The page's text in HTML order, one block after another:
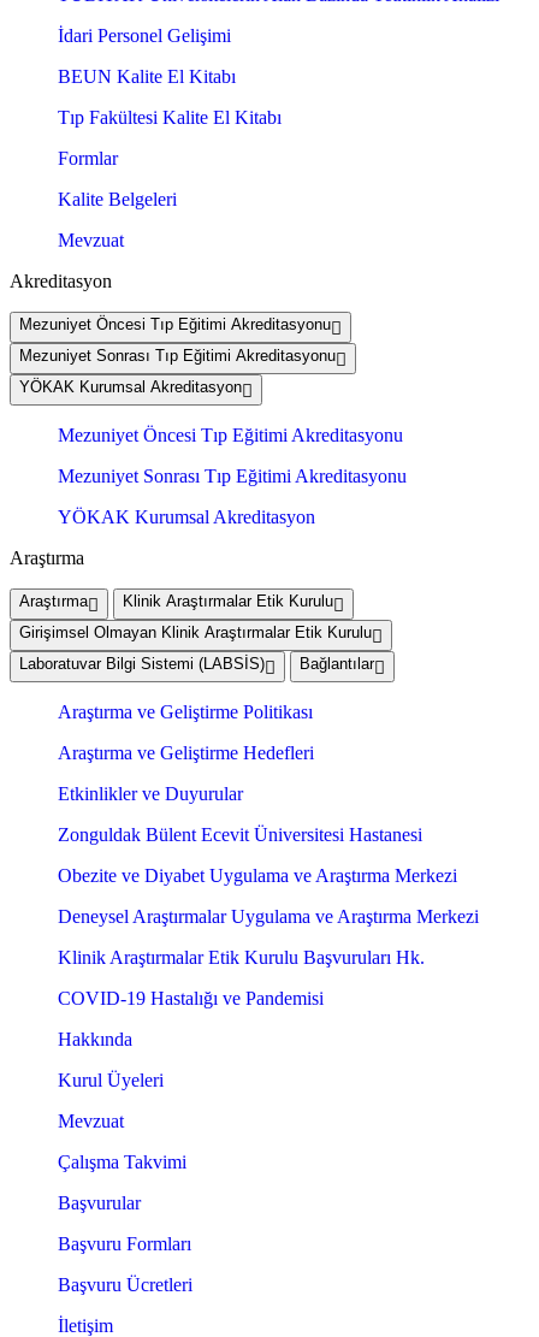
İdari Personel Gelişimi
BEUN Kalite El Kitabı
Tıp Fakültesi Kalite El Kitabı
Formlar
Kalite Belgeleri
Mevzuat
Akreditasyon
Mezuniyet Öncesi Tıp Eğitimi Akreditasyonu
Mezuniyet Sonrası Tıp Eğitimi Akreditasyonu
YÖKAK Kurumsal Akreditasyon
Mezuniyet Öncesi Tıp Eğitimi Akreditasyonu
Mezuniyet Sonrası Tıp Eğitimi Akreditasyonu
YÖKAK Kurumsal Akreditasyon
Araştırma
Araştırma
Klinik Araştırmalar Etik Kurulu
Girişimsel Olmayan Klinik Araştırmalar Etik Kurulu
Laboratuvar Bilgi Sistemi (LABSİS)
Bağlantılar
Araştırma ve Geliştirme Politikası
Araştırma ve Geliştirme Hedefleri
Etkinlikler ve Duyurular
Zonguldak Bülent Ecevit Üniversitesi Hastanesi
Obezite ve Diyabet Uygulama ve Araştırma Merkezi
Deneysel Araştırmalar Uygulama ve Araştırma Merkezi
Klinik Araştırmalar Etik Kurulu Başvuruları Hk.
COVID-19 Hastalığı ve Pandemisi
Hakkında
Kurul Üyeleri
Mevzuat
Çalışma Takvimi
Başvurular
Başvuru Formları
Başvuru Ücretleri
İletişim